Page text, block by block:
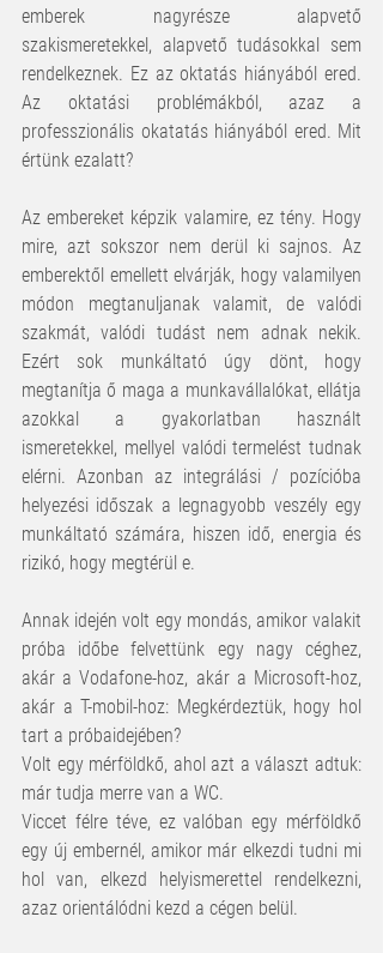
emberek nagyrésze alapvető
szakismeretekkel, alapvető tudásokkal sem
rendelkeznek. Ez az oktatás hiányából ered.
Az oktatási problémákból, azaz a
professzionális okatatás hiányából ered. Mit
értünk ezalatt?
Az embereket képzik valamire, ez tény. Hogy
mire, azt sokszor nem derül ki sajnos. Az
emberektől emellett elvárják, hogy valamilyen
módon megtanuljanak valamit, de valódi
szakmát, valódi tudást nem adnak nekik.
Ezért sok munkáltató úgy dönt, hogy
megtanítja ő maga a munkavállalókat, ellátja
azokkal a gyakorlatban használt
ismeretekkel, mellyel valódi termelést tudnak
elérni. Azonban az integrálási / pozícióba
helyezési időszak a legnagyobb veszély egy
munkáltató számára, hiszen idő, energia és
rizikó, hogy megtérül e.
Annak idején volt egy mondás, amikor valakit
próba időbe felvettünk egy nagy céghez,
akár a Vodafone-hoz, akár a Microsoft-hoz,
akár a T-mobil-hoz: Megkérdeztük, hogy hol
tart a próbaidejében?
Volt egy mérföldkő, ahol azt a választ adtuk:
már tudja merre van a WC.
Viccet félre téve, ez valóban egy mérföldkő
egy új embernél, amikor már elkezdi tudni mi
hol van, elkezd helyismerettel rendelkezni,
azaz orientálódni kezd a cégen belül.